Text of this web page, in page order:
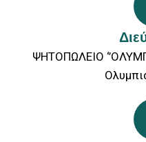
ΨΗΤΟΠΩΛΕΙΟ